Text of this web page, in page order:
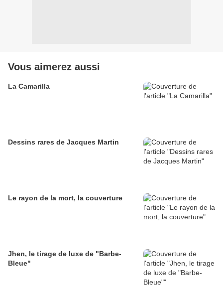
Vous aimerez aussi
La Camarilla
Dessins rares de Jacques Martin
Le rayon de la mort, la couverture
Jhen, le tirage de luxe de "Barbe-
Bleue"